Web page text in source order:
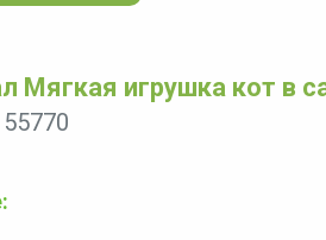
Мягкая игрушка кот в